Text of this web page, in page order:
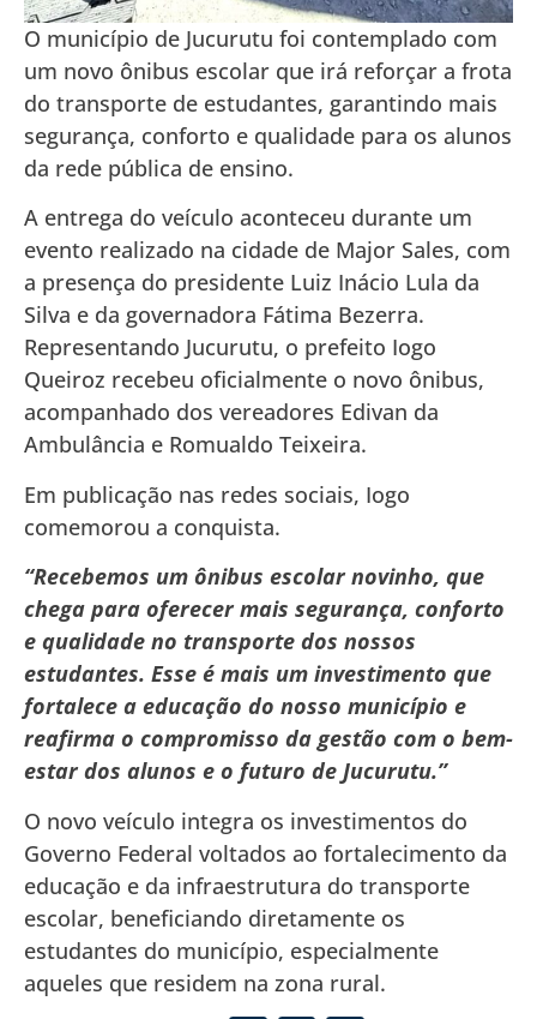
O município de Jucurutu foi contemplado com
um novo ônibus escolar que irá reforçar a frota
do transporte de estudantes, garantindo mais
segurança, conforto e qualidade para os alunos
da rede pública de ensino.
A entrega do veículo aconteceu durante um
evento realizado na cidade de Major Sales, com
a presença do presidente Luiz Inácio Lula da
Silva e da governadora Fátima Bezerra.
Representando Jucurutu, o prefeito Iogo
Queiroz recebeu oficialmente o novo ônibus,
acompanhado dos vereadores Edivan da
Ambulância e Romualdo Teixeira.
Em publicação nas redes sociais, Iogo
comemorou a conquista.
“Recebemos um ônibus escolar novinho, que
chega para oferecer mais segurança, conforto
e qualidade no transporte dos nossos
estudantes. Esse é mais um investimento que
fortalece a educação do nosso município e
reafirma o compromisso da gestão com o bem-
estar dos alunos e o futuro de Jucurutu.”
O novo veículo integra os investimentos do
Governo Federal voltados ao fortalecimento da
educação e da infraestrutura do transporte
escolar, beneficiando diretamente os
estudantes do município, especialmente
aqueles que residem na zona rural.